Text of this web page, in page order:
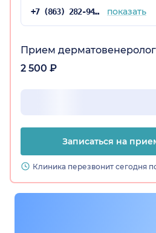
+7 (863) 282-94-45 показать
Прием
2 500 ₽
Записаться на
Клиника перезвонит сегодня